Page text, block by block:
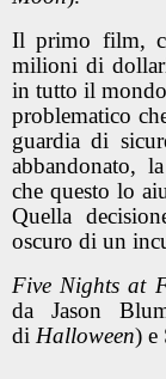
Il primo film,
milioni di
in tutto il
problematico
guardia di
abbandonato,
che questo lo
Quella
oscuro di un
Five Nights at
da Jason
di Halloween) e